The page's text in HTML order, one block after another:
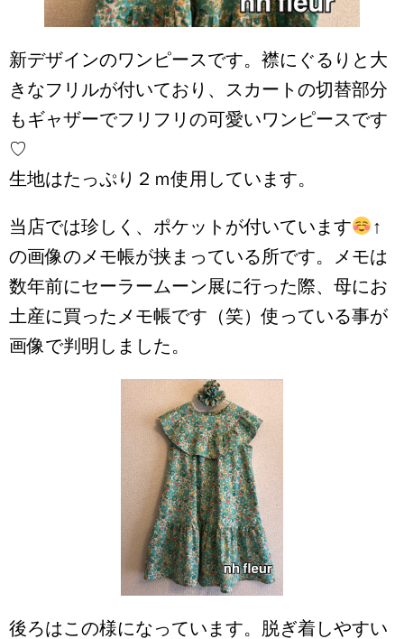
新デザインのワンピースです。襟にぐるりと大
きなフリルが付いており、スカートの切替部分
もギャザーでフリフリの可愛いワンピースです
♡
生地はたっぷり２ｍ使用しています。
当店では珍しく、ポケットが付いています
↑
の画像のメモ帳が挟まっている所です。メモは
数年前にセーラームーン展に行った際、母にお
土産に買ったメモ帳です（笑）使っている事が
画像で判明しました。
後ろはこの様になっています。脱ぎ着しやすい